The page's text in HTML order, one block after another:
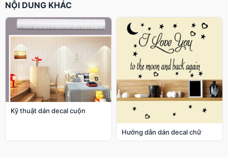
NỘI DUNG KHÁC
Kỹ thuật dán decal cuộn
Hướng dẫn dán decal chữ